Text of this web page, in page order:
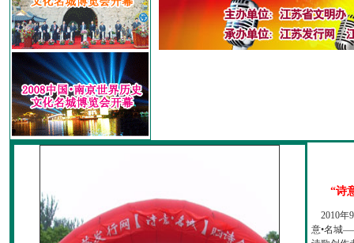
“诗
2010年
意•名城